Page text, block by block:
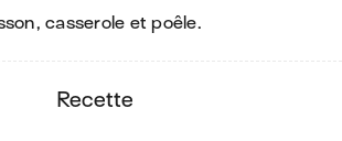
casserole et poêle.
recette